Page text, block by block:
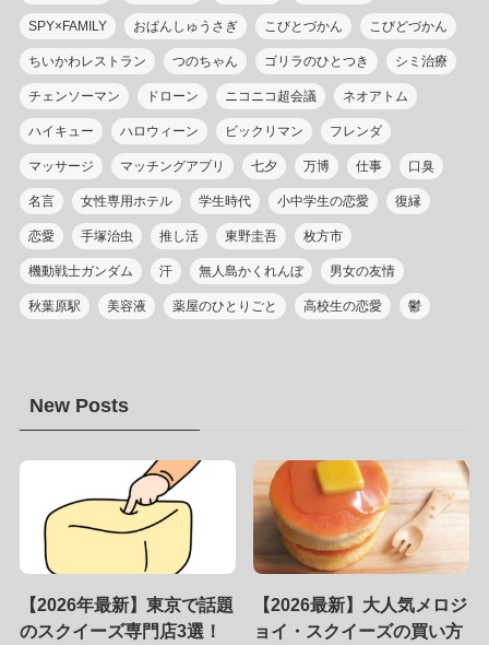
SPY×FAMILY おぱんしゅうさぎ こびとづかん こびどづかん
ちいかわレストラン つのちゃん ゴリラのひとつき シミ治療
チェンソーマン ドローン ニコニコ超会議 ネオアトム
ハイキュー ハロウィーン ビックリマン フレンダ
マッサージ マッチングアプリ 七夕 万博 仕事 口臭
名言 女性専用ホテル 学生時代 小中学生の恋愛 復縁
恋愛 手塚治虫 推し活 東野圭吾 枚方市
機動戦士ガンダム 汗 無人島かくれんぼ 男女の友情
秋葉原駅 美容液 薬屋のひとりごと 高校生の恋愛 鬱
New Posts
【2026年最新】東京で話題
のスクイーズ専門店3選！
【2026最新】大人気メロジ
ョイ・スクイーズの買い方